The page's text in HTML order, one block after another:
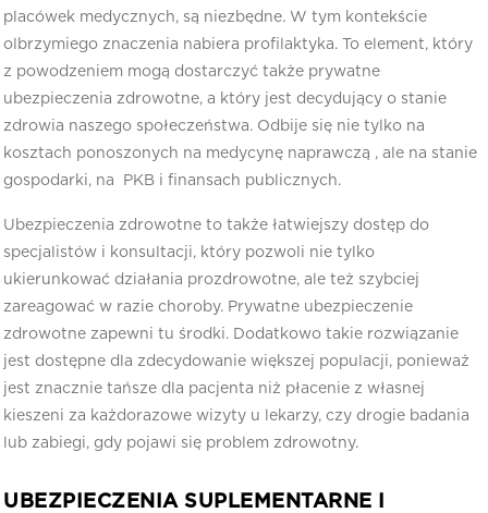
placówek medycznych, są niezbędne. W tym kontekście
olbrzymiego znaczenia nabiera profilaktyka. To element, który
z powodzeniem mogą dostarczyć także prywatne
ubezpieczenia zdrowotne, a który jest decydujący o stanie
zdrowia naszego społeczeństwa. Odbije się nie tylko na
kosztach ponoszonych na medycynę naprawczą , ale na stanie
gospodarki, na PKB i finansach publicznych.
Ubezpieczenia zdrowotne to także łatwiejszy dostęp do
specjalistów i konsultacji, który pozwoli nie tylko
ukierunkować działania prozdrowotne, ale też szybciej
zareagować w razie choroby. Prywatne ubezpieczenie
zdrowotne zapewni tu środki. Dodatkowo takie rozwiązanie
jest dostępne dla zdecydowanie większej populacji, ponieważ
jest znacznie tańsze dla pacjenta niż płacenie z własnej
kieszeni za każdorazowe wizyty u lekarzy, czy drogie badania
lub zabiegi, gdy pojawi się problem zdrowotny.
UBEZPIECZENIA SUPLEMENTARNE I